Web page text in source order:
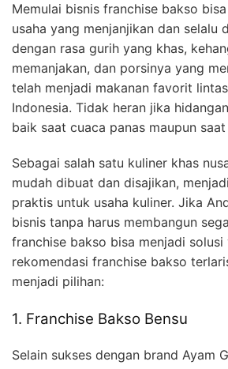
Memulai bisnis franchise bakso
usaha yang menjanjikan dan selalu
dengan rasa gurih yang khas,
memanjakan, dan porsinya yang
telah menjadi makanan favorit
Indonesia. Tidak heran jika
baik saat cuaca panas maupun
Sebagai salah satu kuliner khas
mudah dibuat dan disajikan,
praktis untuk usaha kuliner. Jika
bisnis tanpa harus membangun
franchise bakso bisa menjadi
rekomendasi franchise bakso
menjadi pilihan:
1. Franchise Bakso Bensu
Selain sukses dengan brand Ayam